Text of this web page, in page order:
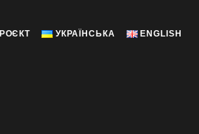
УКРАЇНСЬКА ENGLISH